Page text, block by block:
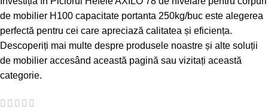
de mobilier H100 capacitate portanta 250kg/buc este alegerea
perfectă pentru cei care apreciază calitatea și eficiența.
Descoperiți mai multe despre produsele noastre și alte soluții
de mobilier accesând această pagină sau vizitați această
categorie.